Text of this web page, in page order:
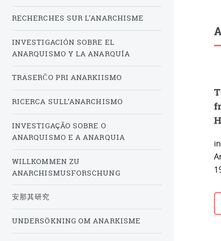
RECHERCHES SUR L’ANARCHISME
INVESTIGACIÓN SOBRE EL
ANARQUISMO Y LA ANARQUÍA
TRASERĈO PRI ANARKIISMO
RICERCA SULL’ANARCHISMO
INVESTIGAÇÃO SOBRE O
ANARQUISMO E A ANARQUIA
WILLKOMMEN ZU
ANARCHISMUSFORSCHUNG
安那其研究
UNDERSÖKNING OM ANARKISME